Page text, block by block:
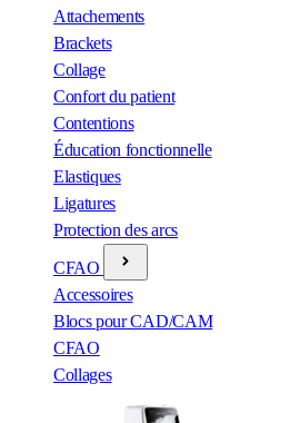
Attachements
Brackets
Collage
Confort du patient
Contentions
Éducation fonctionnelle
Elastiques
Ligatures
Protection des arcs
CFAO
Accessoires
Blocs pour CAD/CAM
CFAO
Collages